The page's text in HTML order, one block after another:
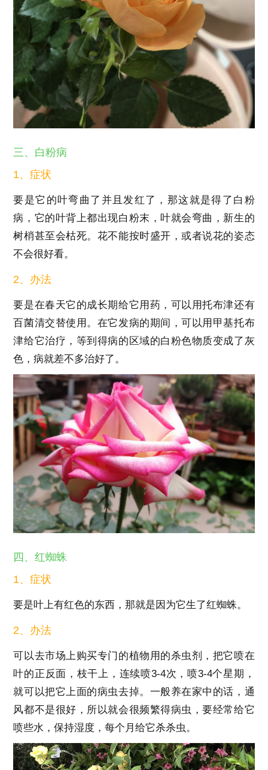
三、白粉病
1、症状
要是它的叶弯曲了并且发红了，那这就是得了白粉
病，它的叶背上都出现白粉末，叶就会弯曲，新生的
树梢甚至会枯死。花不能按时盛开，或者说花的姿态
不会很好看。
2、办法
要是在春天它的成长期给它用药，可以用托布津还有
百菌清交替使用。在它发病的期间，可以用甲基托布
津给它治疗，等到得病的区域的白粉色物质变成了灰
色，病就差不多治好了。
四、红蜘蛛
1、症状
要是叶上有红色的东西，那就是因为它生了红蜘蛛。
2、办法
可以去市场上购买专门的植物用的杀虫剂，把它喷在
叶的正反面，枝干上，连续喷3-4次，喷3-4个星期，
就可以把它上面的病虫去掉。一般养在家中的话，通
风都不是很好，所以就会很频繁得病虫，要经常给它
喷些水，保持湿度，每个月给它杀杀虫。